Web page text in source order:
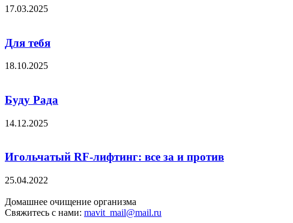
17.03.2025
Для тебя
18.10.2025
Буду Рада
14.12.2025
Игольчатый RF-лифтинг: все за и против
25.04.2022
Домашнее очищение организма
Свяжитесь с нами: mavit_mail@mail.ru